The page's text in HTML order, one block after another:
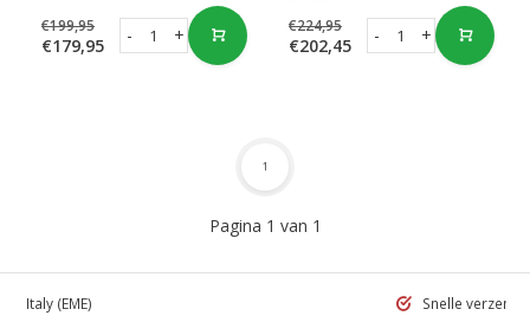
€199,95
€179,95 +
- €224,95
€202,45 +
-
Pagina 1 van 1
1
in Italy (EME) Snelle